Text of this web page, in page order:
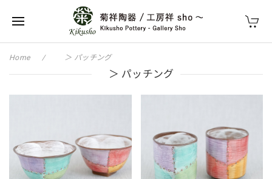
Home ＞ パッチング
＞ パッチング